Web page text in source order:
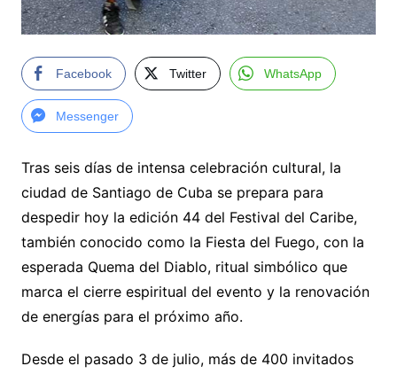
Facebook Twitter WhatsApp
Messenger
Tras seis días de intensa celebración cultural, la
ciudad de Santiago de Cuba se prepara para
despedir hoy la edición 44 del Festival del Caribe,
también conocido como la Fiesta del Fuego, con la
esperada Quema del Diablo, ritual simbólico que
marca el cierre espiritual del evento y la renovación
de energías para el próximo año.
Desde el pasado 3 de julio, más de 400 invitados